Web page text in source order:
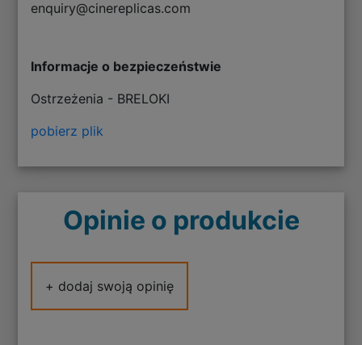
enquiry@cinereplicas.com
Informacje o bezpieczeństwie
Ostrzeżenia - BRELOKI
pobierz plik
Opinie o produkcie
+ dodaj swoją opinię